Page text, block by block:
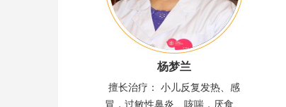
杨梦兰
擅长治疗： 小儿反复发热、感
冒，过敏性鼻炎、咳喘，厌食、